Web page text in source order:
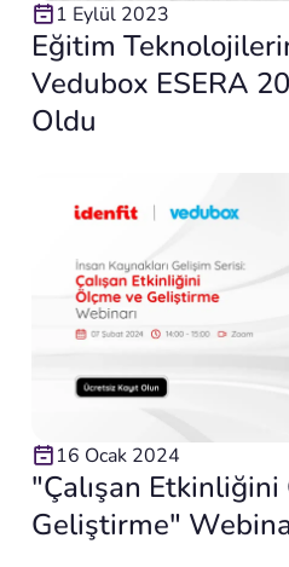
1 Eylül 2023
Eğitim
Vedubox ESERA
Oldu
16 Ocak 2024
"Çalışan Etkinliğini
Geliştirme"